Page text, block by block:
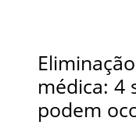
médica: 4
podem